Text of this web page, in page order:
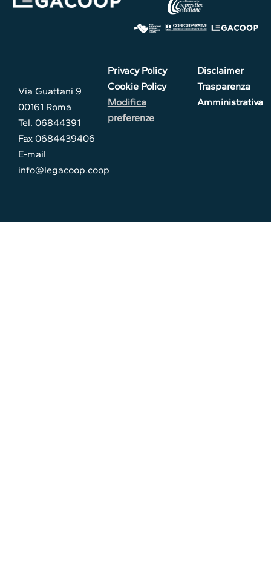
Via Guattani 9
00161 Roma
Tel. 06844391
Fax 0684439406
E-mail
info@legacoop.coop
Privacy Policy
Cookie Policy
Modifica
preferenze
Disclaimer
Trasparenza
Amministrativa